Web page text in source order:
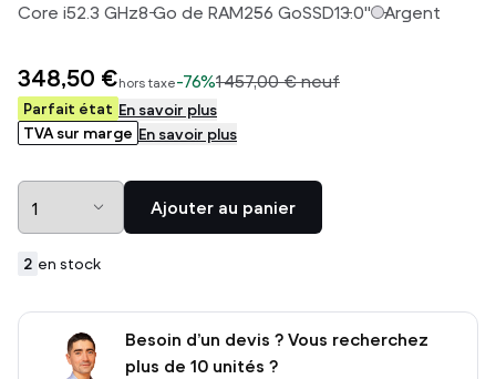
Core i52.3 GHz8Go de RAM256 GoSSD13.0" Argent
348,50 €hors taxe-76%1 457,00 € neuf
Parfait état En savoir plus
TVA sur marge En savoir plus
Ajouter au panier
2 en stock
Besoin d’un devis ? Vous recherchez
plus de 10 unités ?